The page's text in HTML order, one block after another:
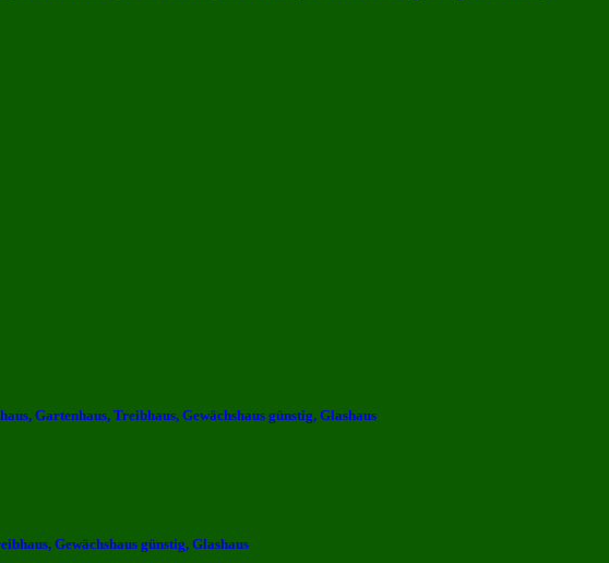
Gartenhaus, Treibhaus, Gewächshaus günstig, Glashaus
Gewächshaus günstig, Glashaus